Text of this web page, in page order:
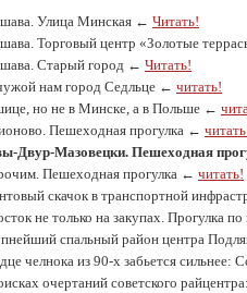
Улица Минская ← Читать!
Торговый центр «Золотые
Старый город ← Читать!
нам город Седльце ← читать!
но не в Минске, а в Польше ←
Пешеходная прогулка ←
Двур-Мазовецки. Пешеходная
Пешеходная прогулка ← читать!
скачок в транспортной
не только на закупах. Прогулка
спальный район центра
челнока из 90-х забьется сильнее:
очертаний советского